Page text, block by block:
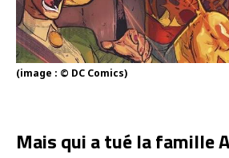
(image : © DC Comics)
Mais qui a tué la famille